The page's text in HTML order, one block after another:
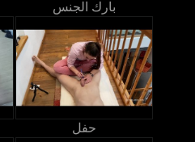
بارك الجنس
حفل